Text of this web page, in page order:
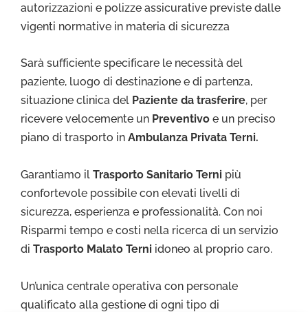
autorizzazioni e polizze assicurative previste dalle
vigenti normative in materia di sicurezza
Sarà sufficiente specificare le necessità del
paziente, luogo di destinazione e di partenza,
situazione clinica del Paziente da trasferire, per
ricevere velocemente un Preventivo e un preciso
piano di trasporto in Ambulanza Privata Terni.
Garantiamo il Trasporto Sanitario Terni più
confortevole possibile con elevati livelli di
sicurezza, esperienza e professionalità. Con noi
Risparmi tempo e costi nella ricerca di un servizio
di Trasporto Malato Terni idoneo al proprio caro.
Un’unica centrale operativa con personale
qualificato alla gestione di ogni tipo di